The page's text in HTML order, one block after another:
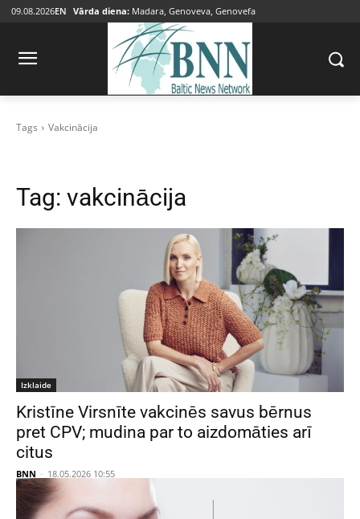
09.08.2026EN Vārda diena: Madara, Genoveva, Genovefa
Tags Vakcinācija
Tag: vakcinācija
Izklaide
Kristīne Virsnīte vakcinēs savus bērnus
pret CPV; mudina par to aizdomāties arī
citus
BNN - 18.05.2026 10:55